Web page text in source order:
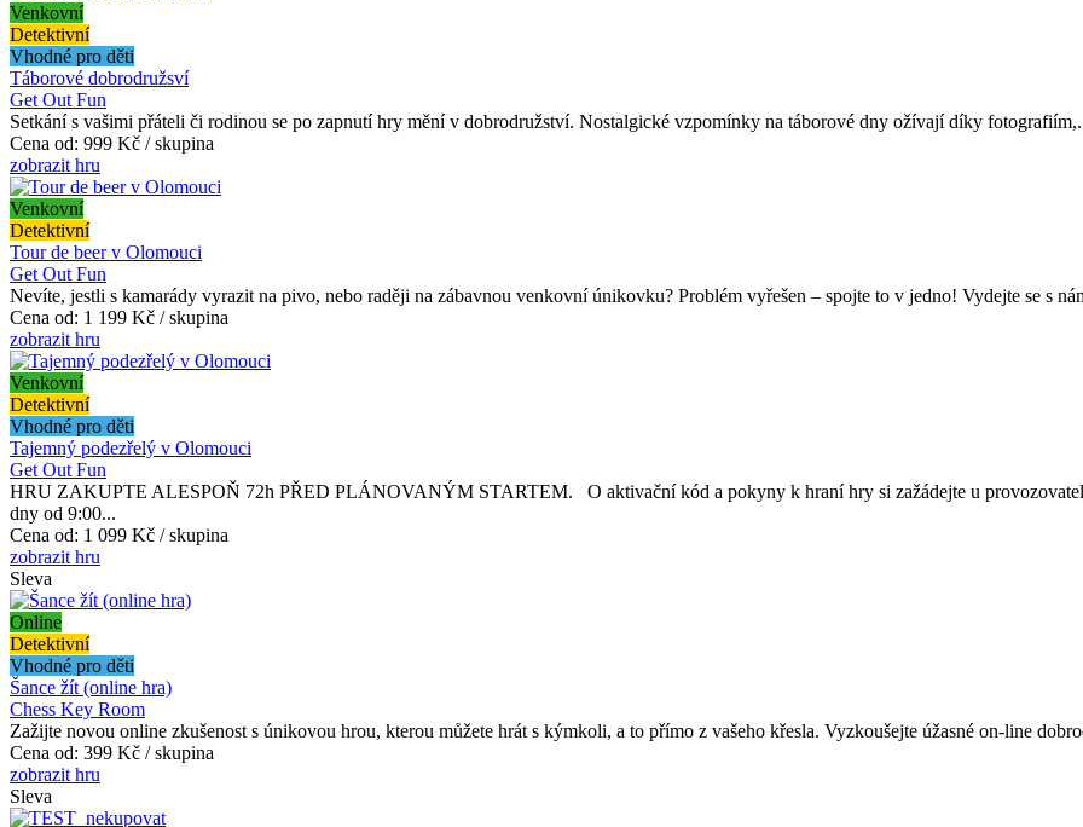
Venkovní
Detektivní
Vhodné pro děti
Táborové dobrodružsví
Get Out Fun
Setkání s vašimi přáteli či rodinou se po zapnutí hry mění v dobrodružství. Nostalgické vzpomínky na táborové dny ožívají díky
Cena od: 999 Kč / skupina
zobrazit hru
Venkovní
Detektivní
Tour de beer v Olomouci
Get Out Fun
Nevíte, jestli s kamarády vyrazit na pivo, nebo raději na zábavnou venkovní únikovku? Problém vyřešen – spojte to v jedno! Vydejte se s
Cena od: 1 199 Kč / skupina
zobrazit hru
Venkovní
Detektivní
Vhodné pro děti
Tajemný podezřelý v Olomouci
Get Out Fun
HRU ZAKUPTE ALESPOŇ 72h PŘED PLÁNOVANÝM STARTEM. O aktivační kód a pokyny k hraní hry si zažádejte u
dny od 9:00...
Cena od: 1 099 Kč / skupina
zobrazit hru
Sleva
Online
Detektivní
Vhodné pro děti
Šance žít (online hra)
Chess Key Room
Zažijte novou online zkušenost s únikovou hrou, kterou můžete hrát s kýmkoli, a to přímo z vašeho křesla. Vyzkoušejte úžasné on-line
Cena od: 399 Kč / skupina
zobrazit hru
Sleva